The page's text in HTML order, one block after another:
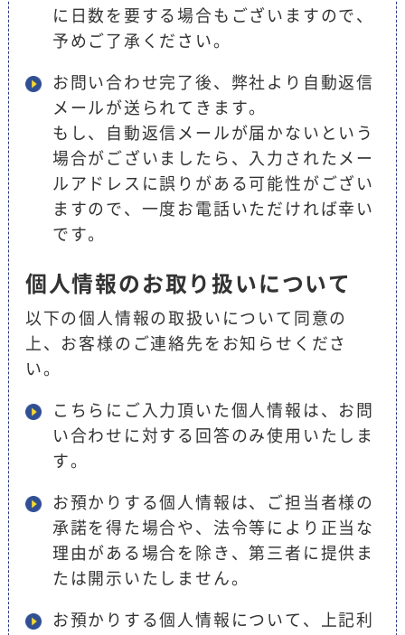
に日数を要する場合もございますので、
予めご了承ください。
お問い合わせ完了後、弊社より自動返信
メールが送られてきます。
もし、自動返信メールが届かないという
場合がございましたら、入力されたメー
ルアドレスに誤りがある可能性がござい
ますので、一度お電話いただければ幸い
です。
個人情報のお取り扱いについて
以下の個人情報の取扱いについて同意の
上、お客様のご連絡先をお知らせくださ
い。
こちらにご入力頂いた個人情報は、お問
い合わせに対する回答のみ使用いたしま
す。
お預かりする個人情報は、ご担当者様の
承諾を得た場合や、法令等により正当な
理由がある場合を除き、第三者に提供ま
たは開示いたしません。
お預かりする個人情報について、上記利